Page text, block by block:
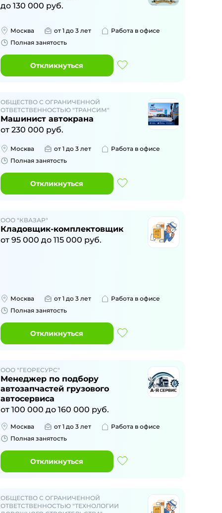
до 130 000 руб.
Москва от 1 до 3 лет
Работа в офисе
Полная занятость
Откликнуться
ОБЩЕСТВО С ОГРАНИЧЕННОЙ
ОТВЕТСТВЕННОСТЬЮ "ТРАНСИМ"
Машинист автокрана
от 230 000 руб.
Москва от 1 до 3 лет
Работа в офисе
Полная занятость
Откликнуться
ООО "КВАЗАР"
Кладовщик-комплектовщик
от 95 000 до 115 000 руб.
Москва от 1 до 3 лет
Работа в офисе
Полная занятость
Откликнуться
ООО "ГЕОРЕСУРС"
Менеджер по подбору
автозапчастей грузового
автосервиса
от 100 000 до 160 000 руб.
Москва от 1 до 3 лет
Работа в офисе
Полная занятость
Откликнуться
ОБЩЕСТВО С ОГРАНИЧЕННОЙ
ОТВЕТСТВЕННОСТЬЮ "ТЕХНОЛОГИИ